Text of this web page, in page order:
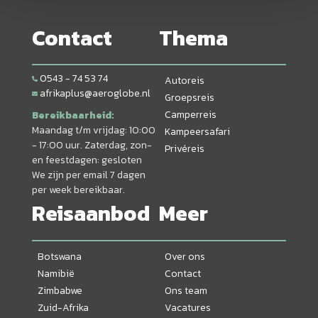
Contact
0543 - 74 53 74
afrikaplus@aeroglobe.nl
Bereikbaarheid:
Maandag t/m vrijdag: 10:00
- 17:00 uur. Zaterdag, zon-
en feestdagen: gesloten
We zijn per email 7 dagen
per week bereikbaar.
Thema
Autoreis
Groepsreis
Camperreis
Kampeersafari
Privéreis
Reisaanbod
Botswana
Namibië
Zimbabwe
Zuid-Afrika
Meer
Over ons
Contact
Ons team
Vacatures